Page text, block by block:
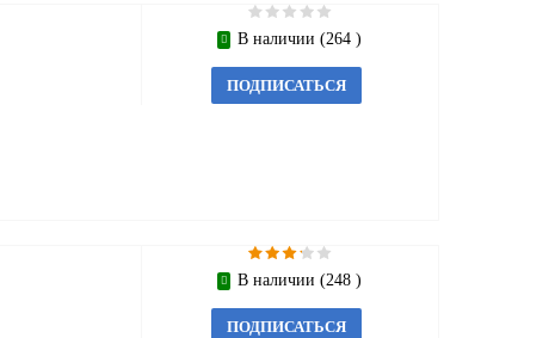
В наличии (264 )
ПОДПИСАТЬСЯ
В наличии (248 )
ПОДПИСАТЬСЯ